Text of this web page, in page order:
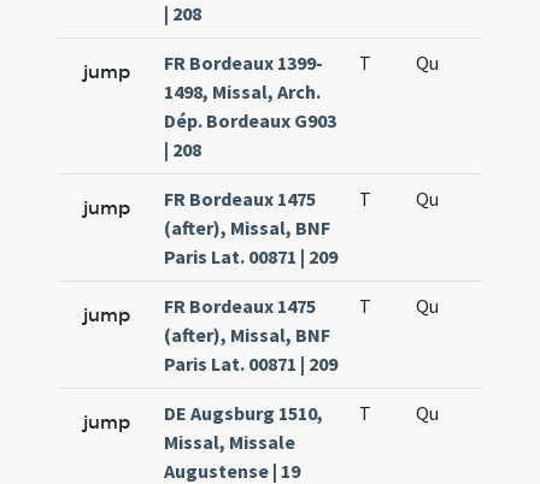
| 208
jump
FR Bordeaux 1399-
1498, Missal, Arch.
Dép. Bordeaux G903
| 208
T Qu
jump
FR Bordeaux 1475
(after), Missal, BNF
Paris Lat. 00871 | 209
T Qu
jump
FR Bordeaux 1475
(after), Missal, BNF
Paris Lat. 00871 | 209
T Qu
jump
DE Augsburg 1510,
Missal, Missale
Augustense | 19
T Qu